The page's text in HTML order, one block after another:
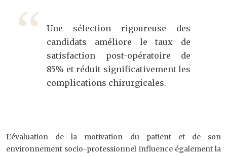
Une sélection rigoureuse des
candidats améliore le taux de
satisfaction post-opératoire de
85% et réduit significativement les
complications chirurgicales.
L’évaluation de la motivation du patient et de son
environnement socio-professionnel influence également la